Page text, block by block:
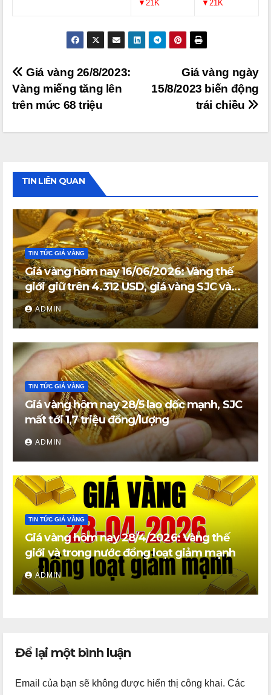
▼21K ▼21K
Điều
hướng
bài
viết
Giá vàng ngày
15/8/2023 biến động
trái chiều
Giá vàng 26/8/2023:
Vàng miếng tăng lên
trên mức 68 triệu
TIN LIÊN QUAN
TIN TỨC GIÁ VÀNG
Giá vàng hôm nay 16/06/2026: Vàng thế
giới giữ trên 4.312 USD, giá vàng SJC và
vàng nhẫn trong nước đi ngang
ADMIN
TIN TỨC GIÁ VÀNG
Giá vàng hôm nay 28/5 lao dốc mạnh, SJC
mất tới 1,7 triệu đồng/lượng
ADMIN
TIN TỨC GIÁ VÀNG
Giá vàng hôm nay 28/4/2026: Vàng thế
giới và trong nước đồng loạt giảm mạnh
ADMIN
Để lại một bình luận
Email của bạn sẽ không được hiển thị công khai. Các